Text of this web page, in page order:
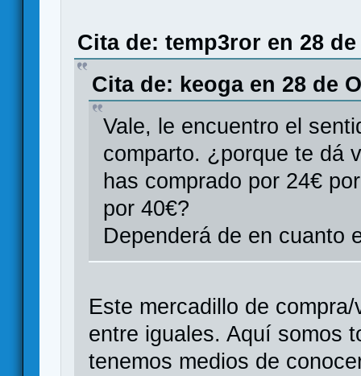
Cita de: temp3ror en 28
Cita de: keoga en 28 de
Vale, le encuentro el
comparto. ¿porque te dá
has comprado por 24€
por 40€?
Dependerá de en cuanto
Este mercadillo de
entre iguales. Aquí somos
tenemos medios de